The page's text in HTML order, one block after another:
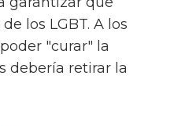
los LGBT. A los
"curar" la
debería retirar la